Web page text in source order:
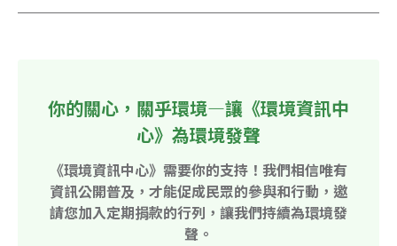
你的關心，關乎環境—讓《環境資訊中
心》為環境發聲
《環境資訊中心》需要你的支持！我們相信唯有
資訊公開普及，才能促成民眾的參與和行動，邀
請您加入定期捐款的行列，讓我們持續為環境發
聲。